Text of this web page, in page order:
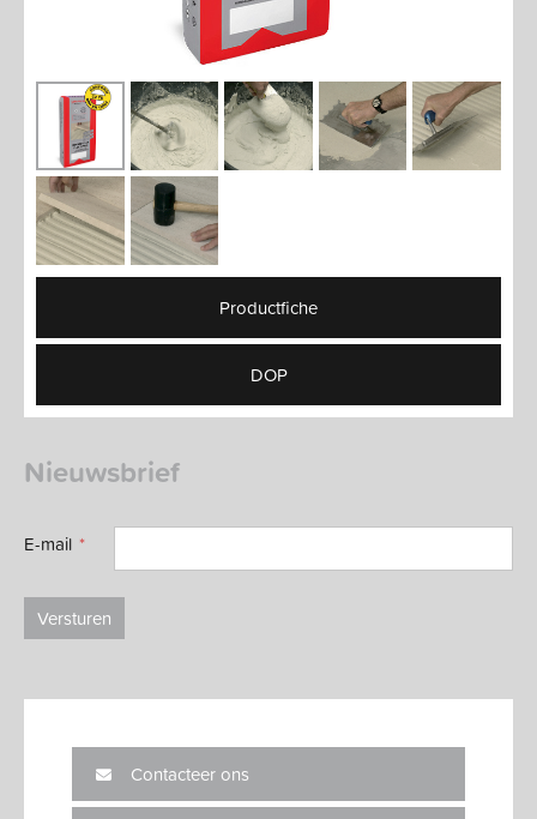
Productfiche
DOP
Nieuwsbrief
E-mail
Versturen
Contacteer ons